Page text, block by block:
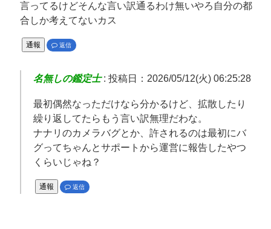
言ってるけどそんな言い訳通るわけ無いやろ自分の都
合しか考えてないカス
通報 返信
名無しの鑑定士: 投稿日：2026/05/12(火) 06:25:28
最初偶然なっただけなら分かるけど、拡散したり
繰り返してたらもう言い訳無理だわな。
ナナリのカメラバグとか、許されるのは最初にバ
グってちゃんとサポートから運営に報告したやつ
くらいじゃね？
通報 返信